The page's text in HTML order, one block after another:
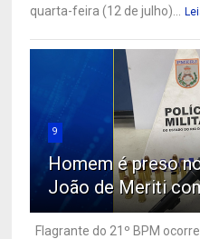
quarta-feira (12 de julho)...
9
Homem é preso
João de Meriti
Flagrante do 21º BPM